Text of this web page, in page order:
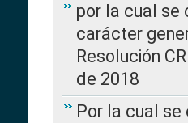
por la cual se
carácter
Resolución
de 2018
Por la cual